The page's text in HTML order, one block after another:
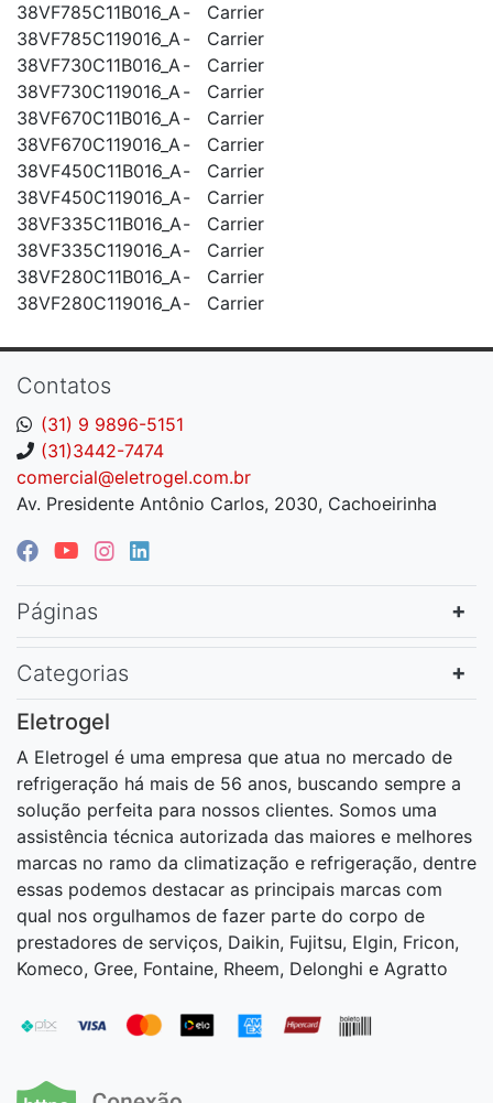
38VF785C11B016_A-
Carrier
38VF785C119016_A-
Carrier
38VF730C11B016_A-
Carrier
38VF730C119016_A-
Carrier
38VF670C11B016_A-
Carrier
38VF670C119016_A-
Carrier
38VF450C11B016_A-
Carrier
38VF450C119016_A-
Carrier
38VF335C11B016_A-
Carrier
38VF335C119016_A-
Carrier
38VF280C11B016_A-
Carrier
38VF280C119016_A- Carrier
Contatos
(31) 9 9896-5151
(31)3442-7474
comercial@eletrogel.com.br
Av. Presidente Antônio Carlos, 2030, Cachoeirinha
Páginas
Categorias
Eletrogel
A Eletrogel é uma empresa que atua no mercado de
refrigeração há mais de 56 anos, buscando sempre a
solução perfeita para nossos clientes. Somos uma
assistência técnica autorizada das maiores e melhores
marcas no ramo da climatização e refrigeração, dentre
essas podemos destacar as principais marcas com
qual nos orgulhamos de fazer parte do corpo de
prestadores de serviços, Daikin, Fujitsu, Elgin, Fricon,
Komeco, Gree, Fontaine, Rheem, Delonghi e Agratto